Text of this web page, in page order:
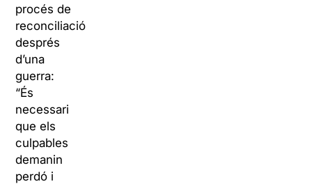
procés de
reconciliació
després
d’una
guerra:
“És
necessari
que els
culpables
demanin
perdó i